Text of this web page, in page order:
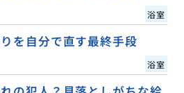
浴室
を自分で直す最終手段
浴室